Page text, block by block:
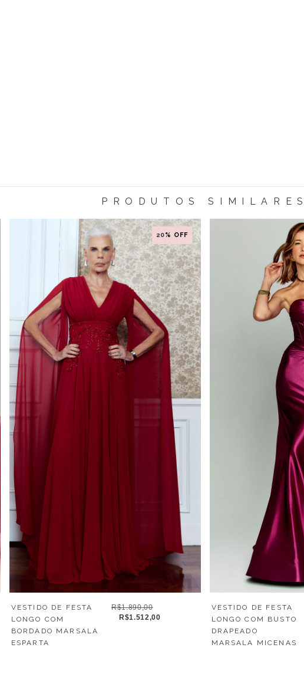
PRODUTOS SIMILARES
20% OFF
VESTIDO DE FESTA
LONGO COM
BORDADO MARSALA
ESPARTA
R$1.890,00
R$1.512,00
VESTIDO DE FESTA
LONGO COM BUSTO
DRAPEADO
MARSALA MICENAS